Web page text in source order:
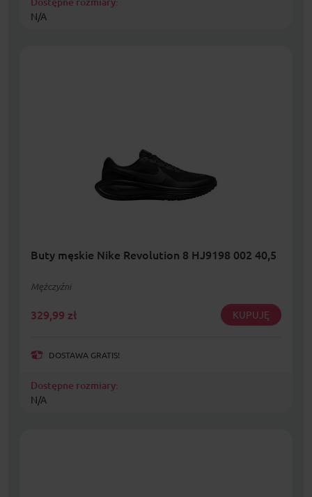
N/A
Buty męskie Nike Revolution 8 HJ9198 002 40,5
Mężczyźni
329,99 zł KUPUJĘ
DOSTAWA GRATIS!
Dostępne rozmiary:
N/A